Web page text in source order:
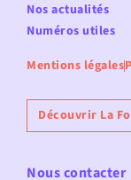
Nos actualités
Numéros utiles
Mentions légales
Découvrir La
Nous contacter